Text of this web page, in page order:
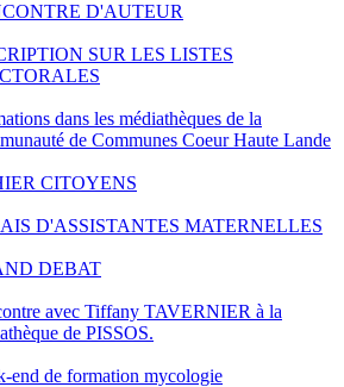
D'AUTEUR
SUR LES LISTES
dans les médiathèques de la
de Communes Coeur Haute Lande
CITOYENS
D'ASSISTANTES MATERNELLES
DEBAT
avec Tiffany TAVERNIER à la
de PISSOS.
end de formation mycologie